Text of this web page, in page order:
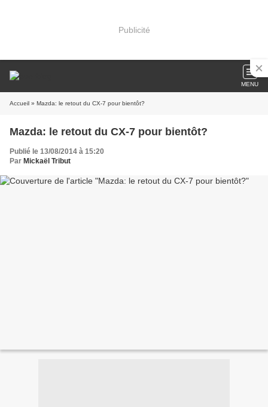
Publicité
MENU
Accueil » Mazda: le retout du CX-7 pour bientôt?
Mazda: le retout du CX-7 pour bientôt?
Publié le 13/08/2014 à 15:20
Par Mickaël Tribut